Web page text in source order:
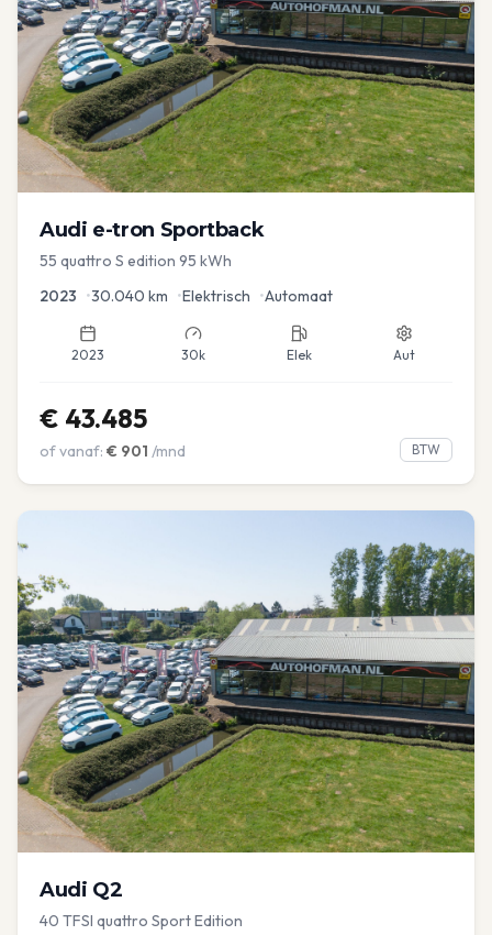
Audi e-tron Sportback
55 quattro S edition 95 kWh
2023 •30.040 km •Elektrisch •Automaat
2023 30k Elek Aut
€ 43.485
of vanaf: € 901 /mnd BTW
Audi Q2
40 TFSI quattro Sport Edition